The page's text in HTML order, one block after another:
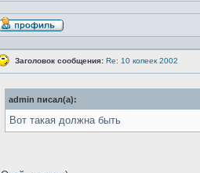
Заголовок сообщения: Re: 10 копеек 2002
admin писал(а):
Вот такая должна быть